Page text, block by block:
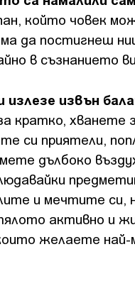
който човек
да постигнеш
в съзнанието
извън
кратко, хванете
си приятели,
дълбоко
и мечтите си,
активно и
желаете